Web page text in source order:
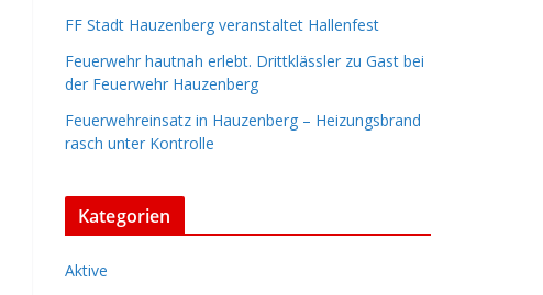
FF Stadt Hauzenberg veranstaltet Hallenfest
Feuerwehr hautnah erlebt. Drittklässler zu Gast bei
der Feuerwehr Hauzenberg
Feuerwehreinsatz in Hauzenberg – Heizungsbrand
rasch unter Kontrolle
Kategorien
Aktive